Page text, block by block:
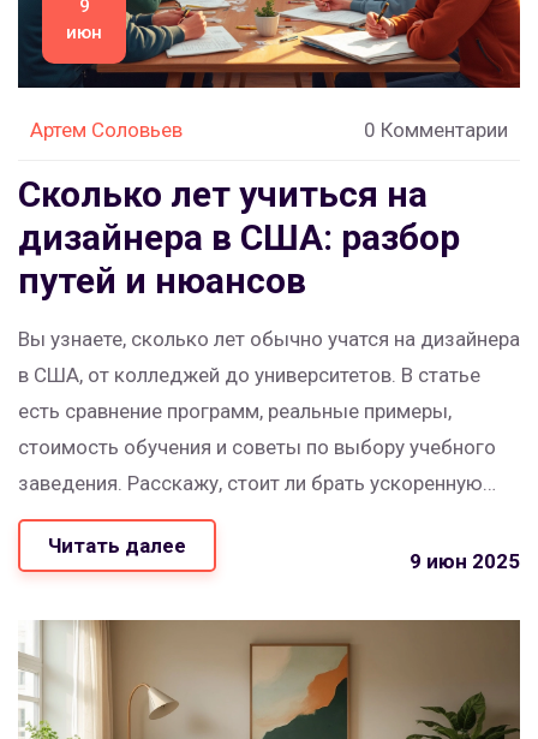
9
июн
Артем Соловьев 0 Комментарии
Сколько лет учиться на
дизайнера в США: разбор
путей и нюансов
Вы узнаете, сколько лет обычно учатся на дизайнера
в США, от колледжей до университетов. В статье
есть сравнение программ, реальные примеры,
стоимость обучения и советы по выбору учебного
заведения. Расскажу, стоит ли брать ускоренную
программу и какие навыки реально пригодятся.
Разберем, когда лучше идти на стажировку и как это
советы помогут не запутаться в американских
образовательных хитростях.
Читать далее
9 июн 2025